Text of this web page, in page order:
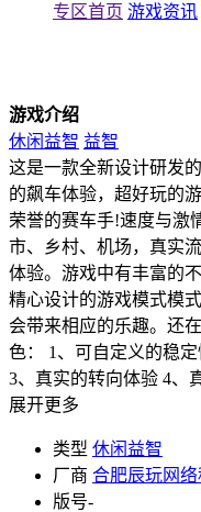
专区首页 游戏资讯
游戏介绍
休闲益智 益智
这是一款全新设计研发
的飙车体验，超好玩的
荣誉的赛车手!速度与激
市、乡村、机场，真实
体验。游戏中有丰富的
精心设计的游戏模式模
会带来相应的乐趣。还
色： 1、可自定义的稳
3、真实的转向体验 4、
展开更多
类型 休闲益智
厂商 合肥辰玩网
版号-